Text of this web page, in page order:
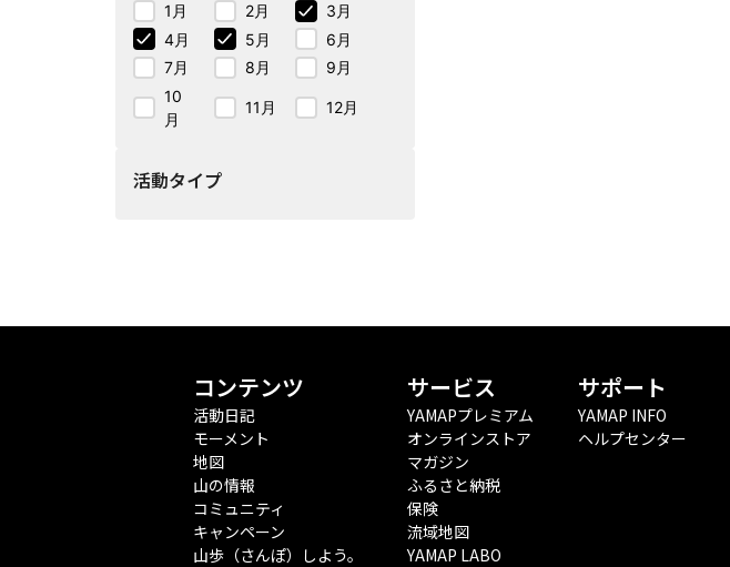
1月 2月
3月
4月
5月
6月
7月
8月
9月
10
月
11月 12月
活動タイプ
コンテンツ
活動日記
モーメント
地図
山の情報
コミュニティ
キャンペーン
山歩（さんぽ）しよう。
サービス
YAMAPプレミアム
オンラインストア
マガジン
ふるさと納税
保険
流域地図
YAMAP LABO
サポート
YAMAP INFO
ヘルプセンター